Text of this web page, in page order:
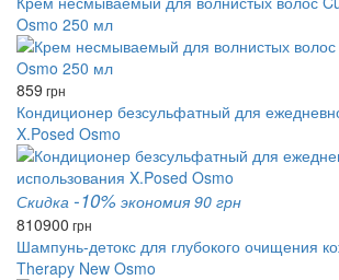
Osmo 250 мл
859 грн
Кондиционер безсульфатный для
X.Posed Osmo
Скидка -10% экономия 90 грн
810900 грн
Шампунь-детокс для глубокого очищения
Therapy New Osmo